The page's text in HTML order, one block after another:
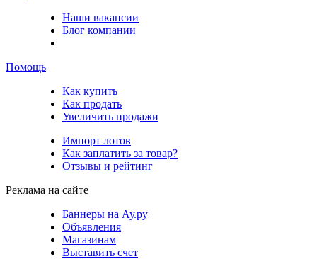
Наши вакансии
Блог компании
Помощь
Как купить
Как продать
Увеличить продажи
Импорт лотов
Как заплатить за товар?
Отзывы и рейтинг
Реклама на сайте
Баннеры на Ау.ру
Объявления
Магазинам
Выставить счет